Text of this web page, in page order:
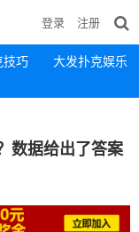
技巧
大发扑克娱乐
登录 注册
数据给出了答案